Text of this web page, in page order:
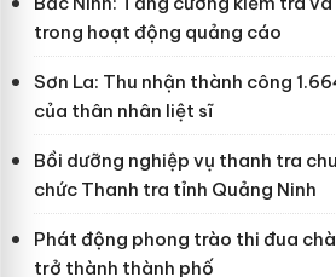
trong hoạt động quảng cáo
Sơn La: Thu nhận thành công
của thân nhân liệt sĩ
Bồi dưỡng nghiệp vụ thanh tra
chức Thanh tra tỉnh Quảng Ninh
Phát động phong trào thi đua
trở thành thành phố